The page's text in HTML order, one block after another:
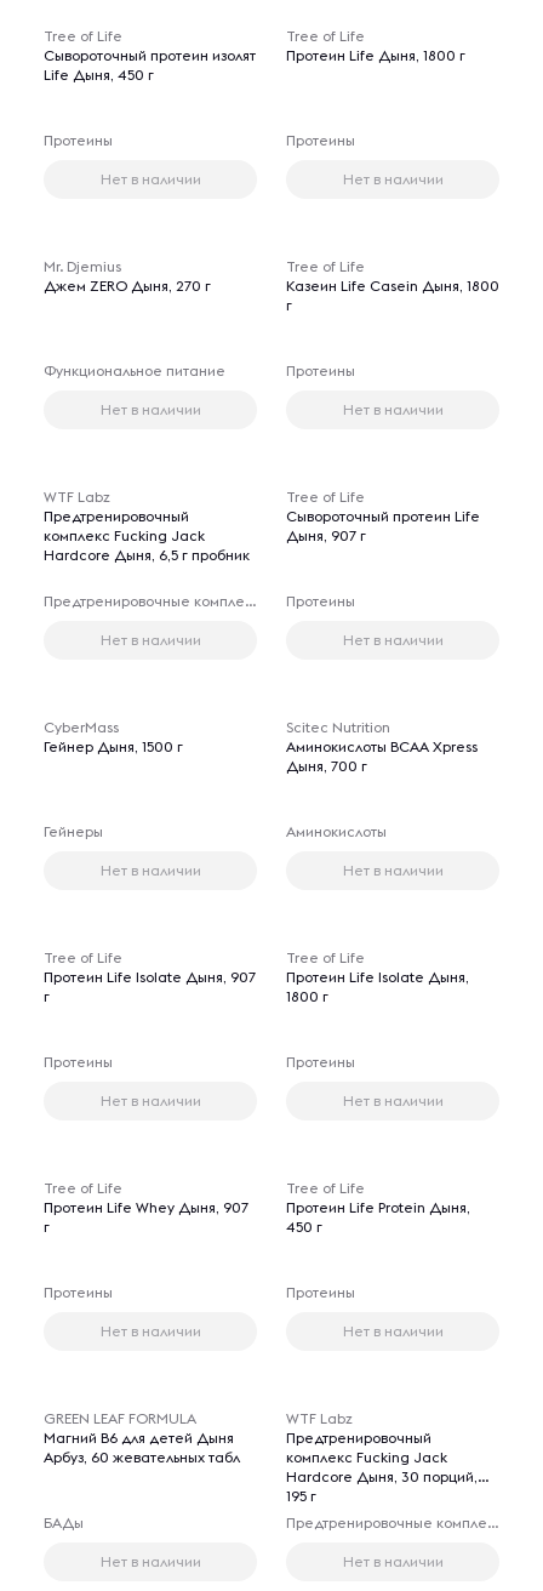
Tree of Life
Сывороточный протеин изолят
Life Дыня, 450 г
Протеины
Нет в наличии
Tree of Life
Протеин Life Дыня, 1800 г
Протеины
Нет в наличии
Mr. Djemius
Джем ZERO Дыня, 270 г
Функциональное питание
Нет в наличии
Tree of Life
Казеин Life Casein Дыня, 1800
г
Протеины
Нет в наличии
WTF Labz
Предтренировочный
комплекс Fucking Jack
Hardcore Дыня, 6,5 г пробник
Предтренировочные комплексы
Нет в наличии
Tree of Life
Сывороточный протеин Life
Дыня, 907 г
Протеины
Нет в наличии
CyberMass
Гейнер Дыня, 1500 г
Гейнеры
Нет в наличии
Scitec Nutrition
Аминокислоты BCAA Xpress
Дыня, 700 г
Аминокислоты
Нет в наличии
Tree of Life
Протеин Life Isolate Дыня, 907
г
Протеины
Нет в наличии
Tree of Life
Протеин Life Isolate Дыня,
1800 г
Протеины
Нет в наличии
Tree of Life
Протеин Life Whey Дыня, 907
г
Протеины
Нет в наличии
Tree of Life
Протеин Life Protein Дыня,
450 г
Протеины
Нет в наличии
GREEN LEAF FORMULA
Магний B6 для детей Дыня
Арбуз, 60 жевательных табл
БАДы
Нет в наличии
WTF Labz
Предтренировочный
комплекс Fucking Jack
Hardcore Дыня, 30 порций,
195 г
Предтренировочные комплексы
Нет в наличии